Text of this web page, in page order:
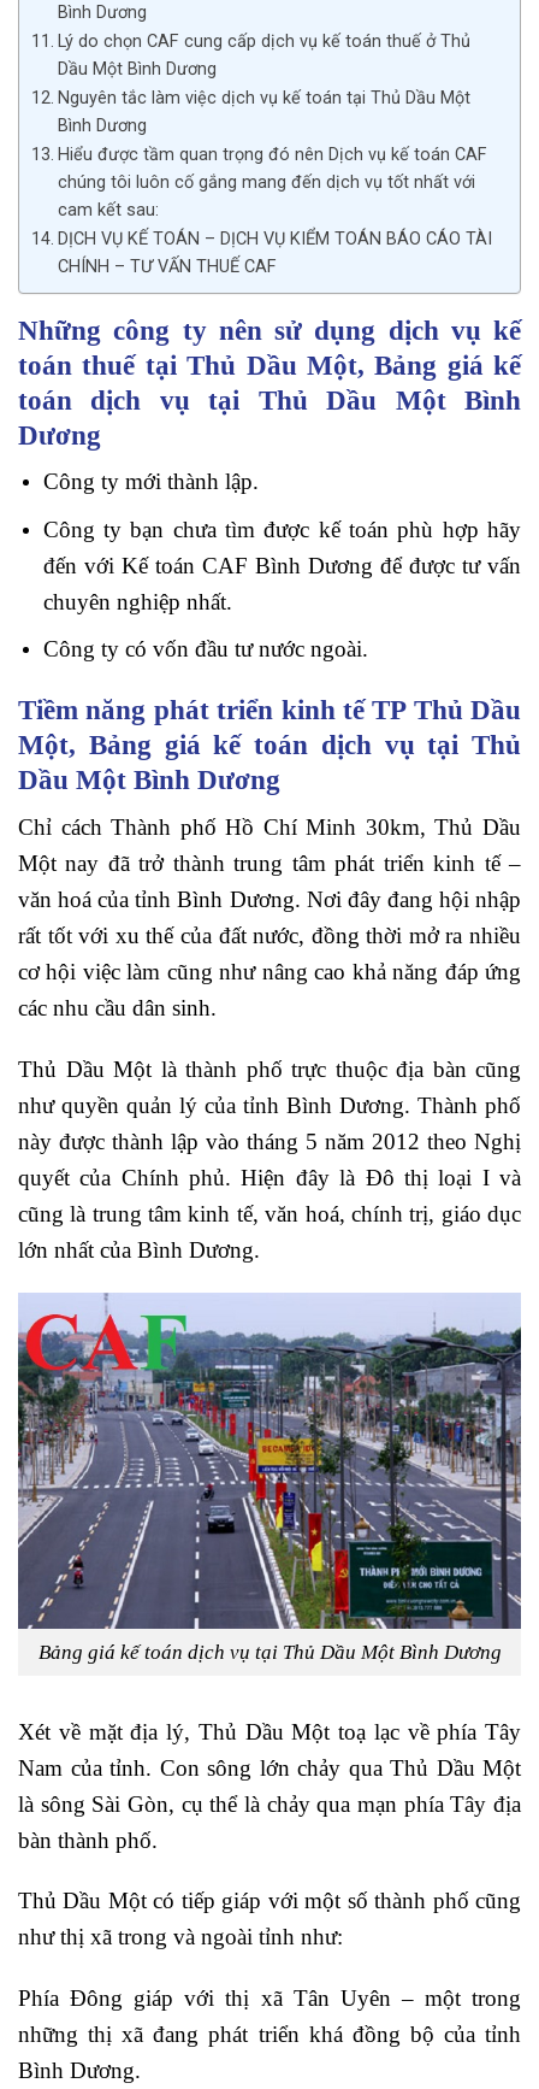
Bình Dương
Lý do chọn CAF cung cấp dịch vụ kế toán thuế ở Thủ
Dầu Một Bình Dương
Nguyên tắc làm việc dịch vụ kế toán tại Thủ Dầu Một
Bình Dương
Hiểu được tầm quan trọng đó nên Dịch vụ kế toán CAF
chúng tôi luôn cố gắng mang đến dịch vụ tốt nhất với
cam kết sau:
DỊCH VỤ KẾ TOÁN – DỊCH VỤ KIỂM TOÁN BÁO CÁO TÀI
CHÍNH – TƯ VẤN THUẾ CAF
Những công ty nên sử dụng dịch vụ kế
toán thuế tại Thủ Dầu Một, Bảng giá kế
toán dịch vụ tại Thủ Dầu Một Bình
Dương
Công ty mới thành lập.
Công ty bạn chưa tìm được kế toán phù hợp hãy
đến với Kế toán CAF Bình Dương để được tư vấn
chuyên nghiệp nhất.
Công ty có vốn đầu tư nước ngoài.
Tiềm năng phát triển kinh tế TP Thủ Dầu
Một, Bảng giá kế toán dịch vụ tại Thủ
Dầu Một Bình Dương
Chỉ cách Thành phố Hồ Chí Minh 30km, Thủ Dầu
Một nay đã trở thành trung tâm phát triển kinh tế –
văn hoá của tỉnh Bình Dương. Nơi đây đang hội nhập
rất tốt với xu thế của đất nước, đồng thời mở ra nhiều
cơ hội việc làm cũng như nâng cao khả năng đáp ứng
các nhu cầu dân sinh.
Thủ Dầu Một là thành phố trực thuộc địa bàn cũng
như quyền quản lý của tỉnh Bình Dương. Thành phố
này được thành lập vào tháng 5 năm 2012 theo Nghị
quyết của Chính phủ. Hiện đây là Đô thị loại I và
cũng là trung tâm kinh tế, văn hoá, chính trị, giáo dục
lớn nhất của Bình Dương.
Bảng giá kế toán dịch vụ tại Thủ Dầu Một Bình Dương
Xét về mặt địa lý, Thủ Dầu Một toạ lạc về phía Tây
Nam của tỉnh. Con sông lớn chảy qua Thủ Dầu Một
là sông Sài Gòn, cụ thể là chảy qua mạn phía Tây địa
bàn thành phố.
Thủ Dầu Một có tiếp giáp với một số thành phố cũng
như thị xã trong và ngoài tỉnh như:
Phía Đông giáp với thị xã Tân Uyên – một trong
những thị xã đang phát triển khá đồng bộ của tỉnh
Bình Dương.